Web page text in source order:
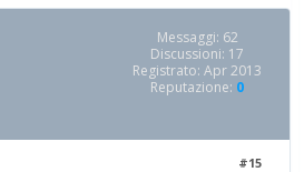
Messaggi: 62
Discussioni: 17
Registrato: Apr 2013
Reputazione: 0
#15